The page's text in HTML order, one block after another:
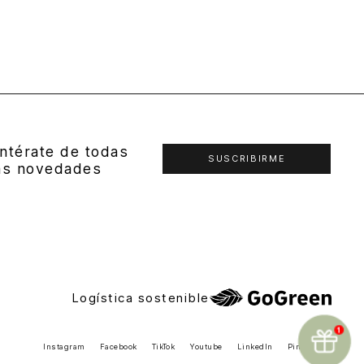
de todas
novedades
SUSCRIBIRME
Logística sostenible
Instagram Facebook TikTok Youtube LinkedIn Pinterest